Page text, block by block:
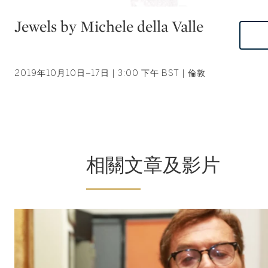
Type: auction
Jewels by Michele della Valle
2019年10月10日–17日 | 3:00 下午 BST | 倫敦
相關文章及影片